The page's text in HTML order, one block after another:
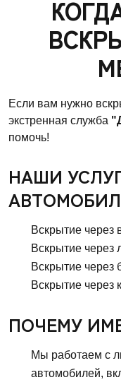
Если вам нужно
экстренная служба
помочь!
НАШИ
Вскрытие через
Вскрытие через
Вскрытие через
Вскрытие через
ПОЧЕМУ
Мы работаем с
автомобилей,